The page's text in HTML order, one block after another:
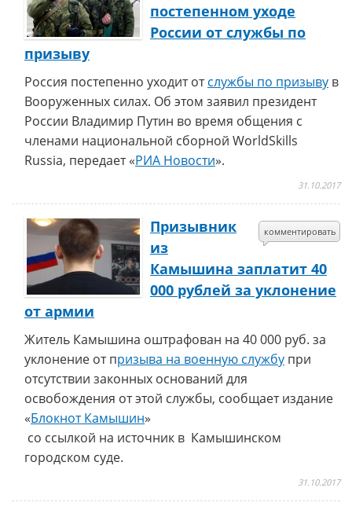
постепенном уходе
России от службы по
призыву
Россия постепенно уходит отслужбы по призыву в
Вооруженных силах. Об этом заявил президент
России Владимир Путин во время общения с
членами национальной сборной WorldSkills
Russia, передает «РИА Новости».
31.10.2017
комментировать
Призывник
из
Камышина заплатит 40
000 рублей за уклонение
от армии
Житель Камышина оштрафован на 40 000 руб. за
уклонение от призыва на военную службу при
отсутствии законных оснований для
освобождения от этой службы, сообщает издание
«Блокнот Камышин»
со ссылкой на источник в Камышинском
городском суде.
31.10.2017